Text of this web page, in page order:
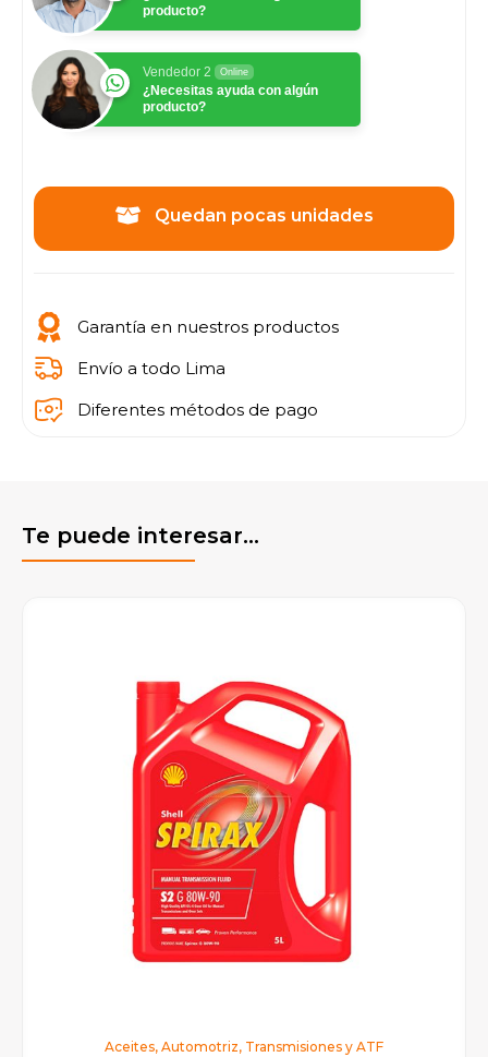
producto?
Vendedor 2 Online
¿Necesitas ayuda con algún
producto?
Quedan pocas unidades
Garantía en nuestros productos
Envío a todo Lima
Diferentes métodos de pago
Te puede interesar...
Aceites, Automotriz, Transmisiones y ATF